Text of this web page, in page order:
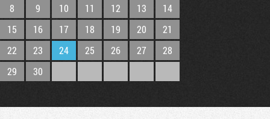
8
9 10 11 12 13
14
15
16 17 18 19 20
21
22
23 24 25 26 27
28
29
30
Tribune